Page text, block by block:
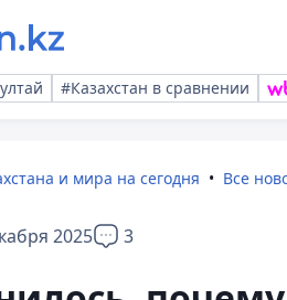
#Казахстан в сравнении
и мира на сегодня Все
2025 3